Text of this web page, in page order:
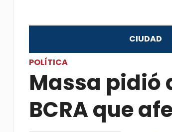
CIUDAD
POLÍTICA
Massa pidió
BCRA que